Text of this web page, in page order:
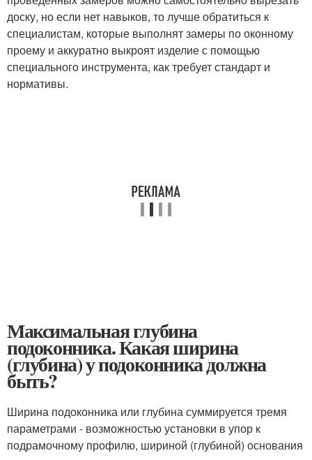
доску, но если нет навыков, то лучше обратиться к
специалистам, которые выполнят замеры по оконному
проему и аккуратно выкроят изделие с помощью
специального инструмента, как требует стандарт и
нормативы.
Максимальная глубина
подоконника. Какая ширина
(глубина) у подоконника должна
быть?
Ширина подоконника или глубина суммируется тремя
параметрами - возможностью установки в упор к
подрамочному профилю, шириной (глубиной) основания